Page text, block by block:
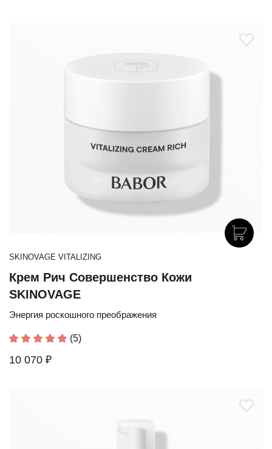
SKINOVAGE VITALIZING
Крем Рич Совершенство Кожи
SKINOVAGE
Энергия роскошного преображения
(5)
10 070 ₽